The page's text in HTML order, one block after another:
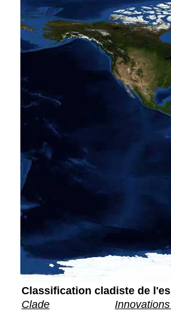
Classification cladiste de
Clade